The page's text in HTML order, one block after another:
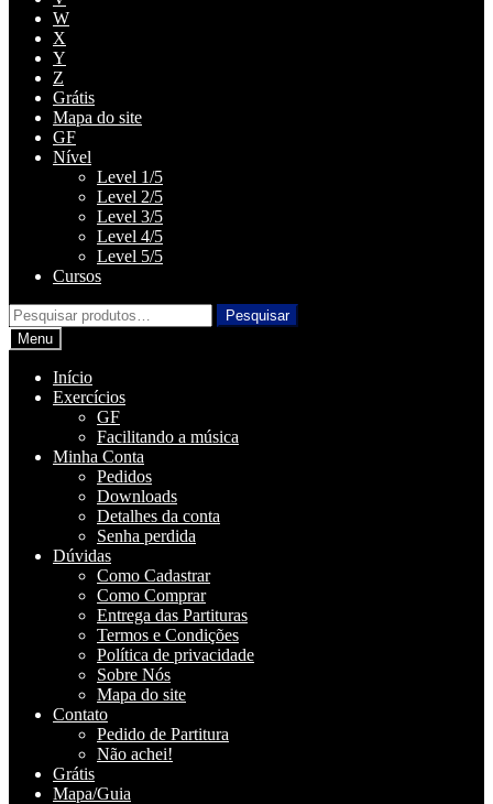
W
X
Y
Z
Grátis
Mapa do site
GF
Nível
Level 1/5
Level 2/5
Level 3/5
Level 4/5
Level 5/5
Cursos
Pesquisar
por:
Pesquisar
Menu
Início
Exercícios
GF
Facilitando a música
Minha Conta
Pedidos
Downloads
Detalhes da conta
Senha perdida
Dúvidas
Como Cadastrar
Como Comprar
Entrega das Partituras
Termos e Condições
Política de privacidade
Sobre Nós
Mapa do site
Contato
Pedido de Partitura
Não achei!
Grátis
Mapa/Guia